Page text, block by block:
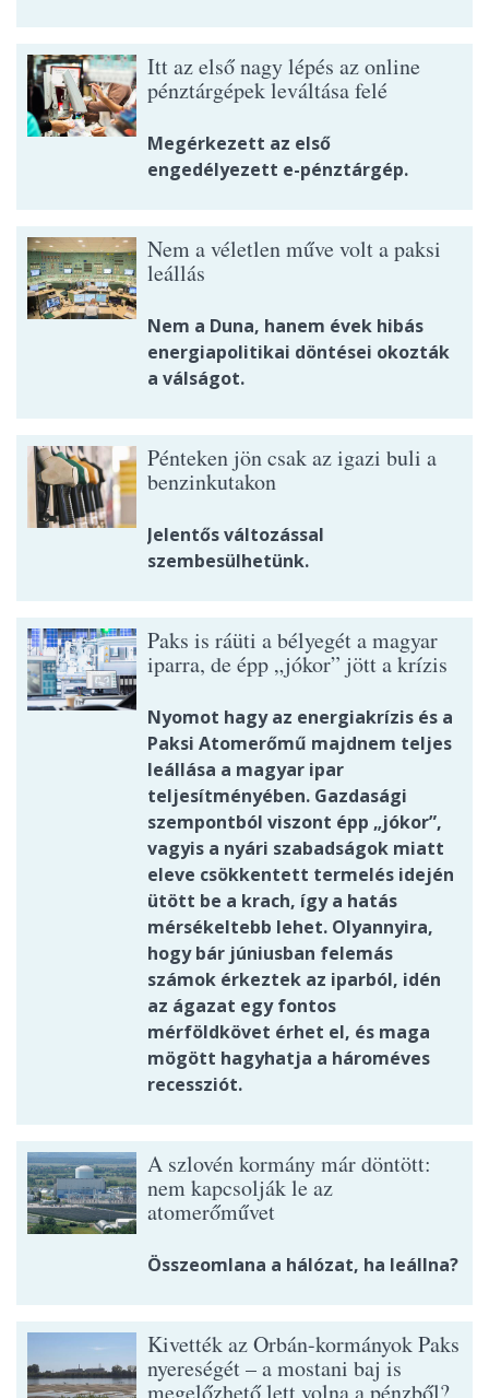
Itt az első nagy lépés az online
pénztárgépek leváltása felé
Megérkezett az első
engedélyezett e-pénztárgép.
Nem a véletlen műve volt a paksi
leállás
Nem a Duna, hanem évek hibás
energiapolitikai döntései okozták
a válságot.
Pénteken jön csak az igazi buli a
benzinkutakon
Jelentős változással
szembesülhetünk.
Paks is ráüti a bélyegét a magyar
iparra, de épp „jókor” jött a krízis
Nyomot hagy az energiakrízis és a
Paksi Atomerőmű majdnem teljes
leállása a magyar ipar
teljesítményében. Gazdasági
szempontból viszont épp „jókor”,
vagyis a nyári szabadságok miatt
eleve csökkentett termelés idején
ütött be a krach, így a hatás
mérsékeltebb lehet. Olyannyira,
hogy bár júniusban felemás
számok érkeztek az iparból, idén
az ágazat egy fontos
mérföldkövet érhet el, és maga
mögött hagyhatja a hároméves
recessziót.
A szlovén kormány már döntött:
nem kapcsolják le az
atomerőművet
Összeomlana a hálózat, ha leállna?
Kivették az Orbán-kormányok Paks
nyereségét – a mostani baj is
megelőzhető lett volna a pénzből?